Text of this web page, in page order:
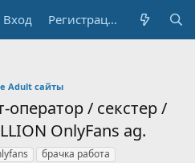
Вход Регистрация
Adult сайты
/ секстер /
OnlyFans ag.